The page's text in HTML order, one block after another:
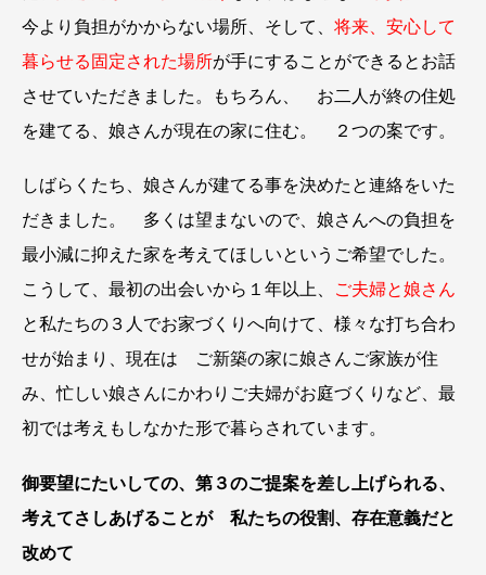
今より負担がかからない場所、そして、 将来、安心して
暮らせる固定された場所が手にすることができるとお話
させていただきました。もちろん、 お二人が終の住処
を建てる、娘さんが現在の家に住む。 ２つの案です。
しばらくたち、娘さんが建てる事を決めたと連絡をいた
だきました。 多くは望まないので、娘さんへの負担を
最小減に抑えた家を考えてほしいというご希望でした。
こうして、最初の出会いから１年以上、
ご夫婦と娘さん
と私たちの３人でお家づくりへ向けて、様々な打ち合わ
せが始まり、現在は ご新築の家に娘さんご家族が住
み、忙しい娘さんにかわりご夫婦がお庭づくりなど、最
初では考えもしなかた形で暮らされています。
御要望にたいしての、第３のご提案を差し上げられる、
考えてさしあげることが 私たちの役割、存在意義だと
改めて